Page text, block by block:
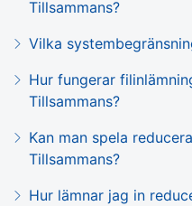
Tillsammans?
Vilka
Hur fungerar
Tillsammans?
Kan man spela
Tillsammans?
Hur lämnar jag in